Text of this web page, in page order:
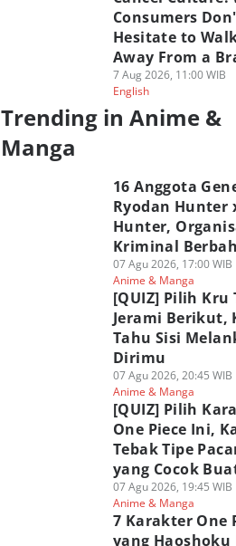
Consumers
Hesitate to
Away From a
7 Aug 2026, 11:00 WIB
English
Trending in Anime &
Manga
16 Anggota
Ryodan Hunter
Hunter,
Kriminal
07 Agu 2026, 17:00 WIB
Anime & Manga
[QUIZ] Pilih Kru
Jerami Berikut,
Tahu Sisi
Dirimu
07 Agu 2026, 20:45 WIB
Anime & Manga
[QUIZ] Pilih
One Piece Ini,
Tebak Tipe
yang Cocok
07 Agu 2026, 19:45 WIB
Anime & Manga
7 Karakter One
yang Haoshoku